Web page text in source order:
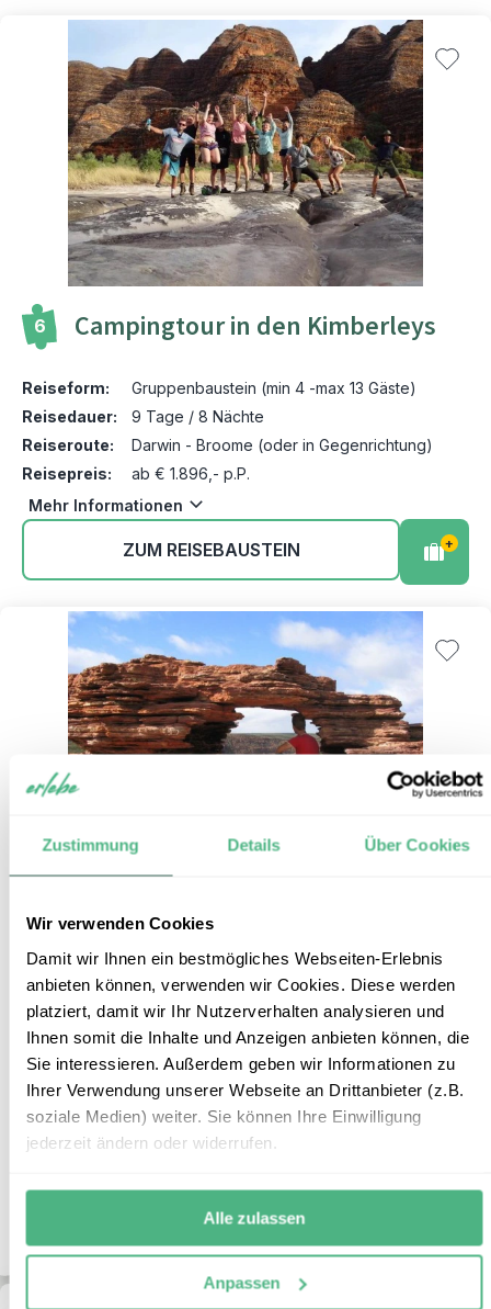
Zustimmung Details Über Cookies
Wir verwenden Cookies
Damit wir Ihnen ein bestmögliches Webseiten-Erlebnis
anbieten können, verwenden wir Cookies. Diese werden
platziert, damit wir Ihr Nutzerverhalten analysieren und
Ihnen somit die Inhalte und Anzeigen anbieten können, die
Sie interessieren. Außerdem geben wir Informationen zu
Ihrer Verwendung unserer Webseite an Drittanbieter (z.B.
soziale Medien) weiter. Sie können Ihre Einwilligung
jederzeit ändern oder widerrufen.
Alle zulassen
Anpassen
6 Campingtour in den Kimberleys
Reiseform:
Gruppenbaustein (min 4 -max 13 Gäste)
Reisedauer:
9 Tage / 8 Nächte
Reiseroute:
Darwin - Broome (oder in Gegenrichtung)
Reisepreis:
ab € 1.896,- p.P.
Mehr Informationen
ZUM REISEBAUSTEIN +
Weiter wilder Westen –
Broome
Reiseform:
Gruppenbaustein - Camping Safari (min 4 -
max 13 Perseonen)
9 Tage / 8 Nächte
Reiseroute:
Perth – Exmouth – Broome
Reisepreis:
ab € 1.724,- p.P.
ZUM REISEBAUSTEIN